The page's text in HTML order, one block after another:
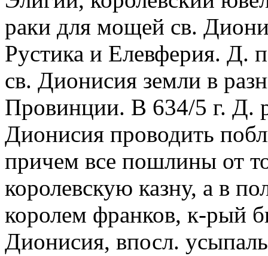
раки для мощей св.
Рустика и Елевферия. Д.
св. Дионисия земли в
Провинции. В 634/5 г. Д.
Дионисия проводить
причем все пошлины от
королевскую казну, а в
королем франков, к-рый
Дионисия, впосл.